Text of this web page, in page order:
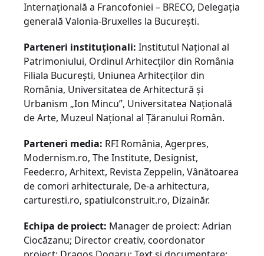
Internaţională a Francofoniei – BRECO, Delegaţia
generală Valonia-Bruxelles la Bucureşti.
Parteneri instituționali: Institutul Național al
Patrimoniului, Ordinul Arhitecților din România
Filiala Bucureşti, Uniunea Arhitecților din
România, Universitatea de Arhitectură și
Urbanism „Ion Mincu”, Universitatea Naţională
de Arte, Muzeul Național al Țăranului Român.
Parteneri media: RFI România, Agerpres,
Modernism.ro, The Institute, Designist,
Feeder.ro, Arhitext, Revista Zeppelin, Vânătoarea
de comori arhitecturale, De-a arhitectura,
carturesti.ro, spatiulconstruit.ro, Dizainăr.
Echipa de proiect: Manager de proiect: Adrian
Ciocăzanu; Director creativ, coordonator